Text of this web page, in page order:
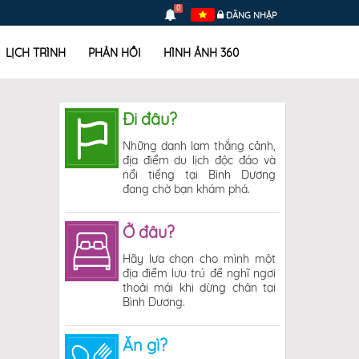
0
ĐĂNG NHẬP
LỊCH TRÌNH PHẢN HỒI HÌNH ẢNH 360
Đi đâu?
Những danh lam thắng cảnh,
địa điểm du lịch độc đáo và
nổi tiếng tại Bình Dương
đang chờ bạn khám phá.
Ở đâu?
Hãy lựa chọn cho mình một
địa điểm lưu trú để nghĩ ngơi
thoải mái khi dừng chân tại
Bình Dương.
Ăn gì?